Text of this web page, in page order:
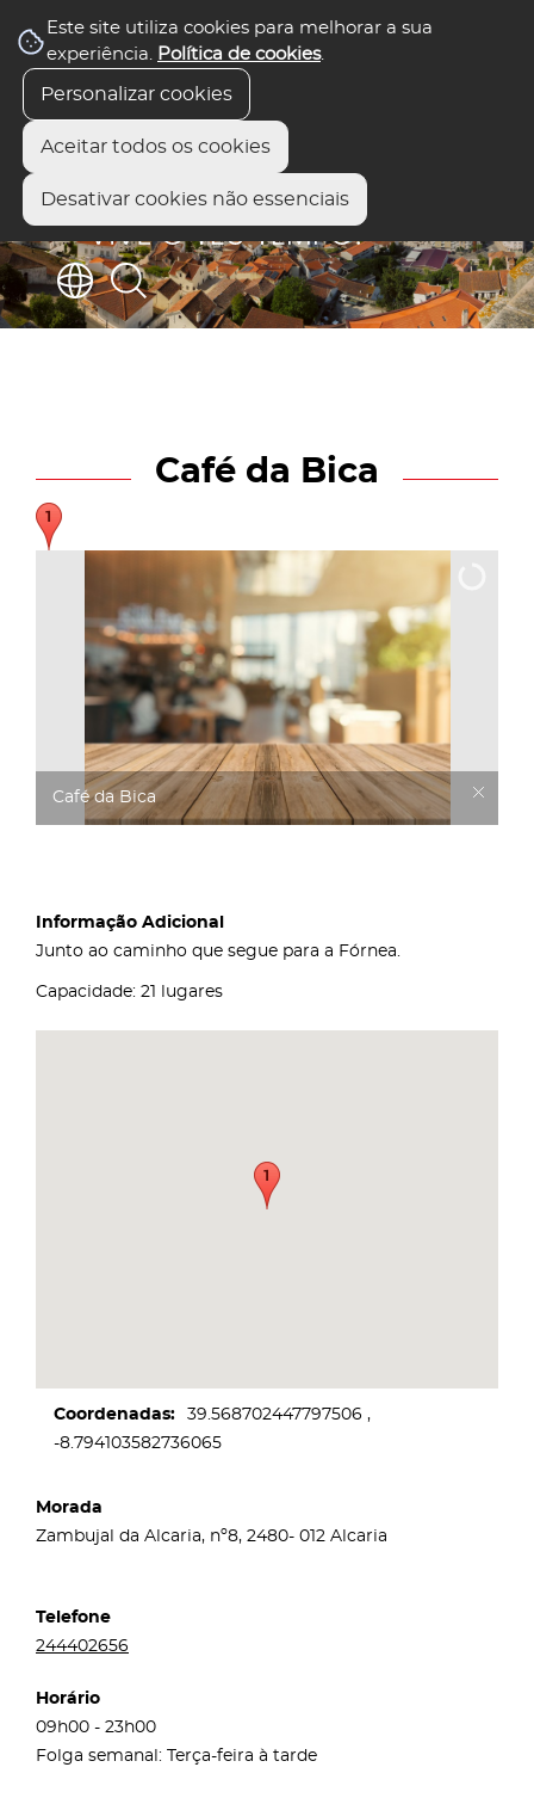
Este site utiliza cookies para melhorar a sua
experiência. Política de cookies.
Personalizar cookies
Aceitar todos os cookies
Desativar cookies não essenciais
Café da Bica
Café da Bica
Informação Adicional
Junto ao caminho que segue para a Fórnea.
Capacidade: 21 lugares
Coordenadas
39.568702447797506
-8.794103582736065
Morada
Zambujal da Alcaria, nº8, 2480- 012 Alcaria
Telefone
244402656
Horário
09h00 - 23h00
Folga semanal: Terça-feira à tarde